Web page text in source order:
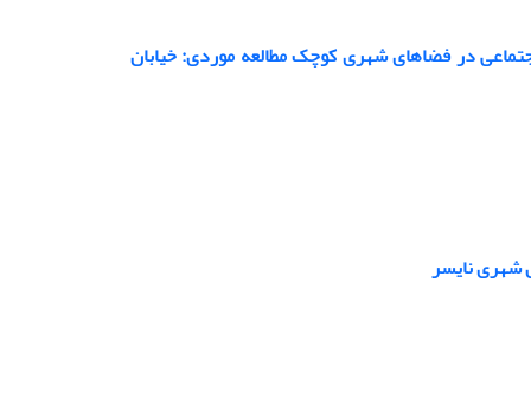
در فضاهای شهری کوچک مطالعه موردی: خیابان
شهری نایسر